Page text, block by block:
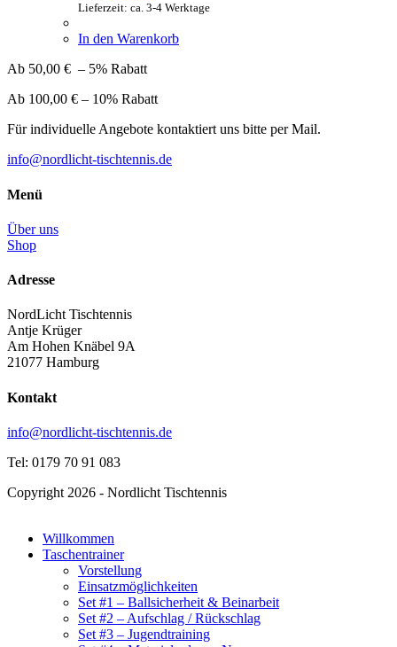
Lieferzeit: ca. 3-4 Werktage
In den Warenkorb
Ab 50,00 € – 5% Rabatt
Ab 100,00 € – 10% Rabatt
Für individuelle Angebote kontaktiert uns bitte per Mail.
info@nordlicht-tischtennis.de
Menü
Über uns
Shop
Adresse
NordLicht Tischtennis
Antje Krüger
Am Hohen Knäbel 9A
21077 Hamburg
Kontakt
info@nordlicht-tischtennis.de
Tel: 0179 70 91 083
Copyright 2026 - Nordlicht Tischtennis
Willkommen
Taschentrainer
Vorstellung
Einsatzmöglichkeiten
Set #1 – Ballsicherheit & Beinarbeit
Set #2 – Aufschlag / Rückschlag
Set #3 – Jugendtraining